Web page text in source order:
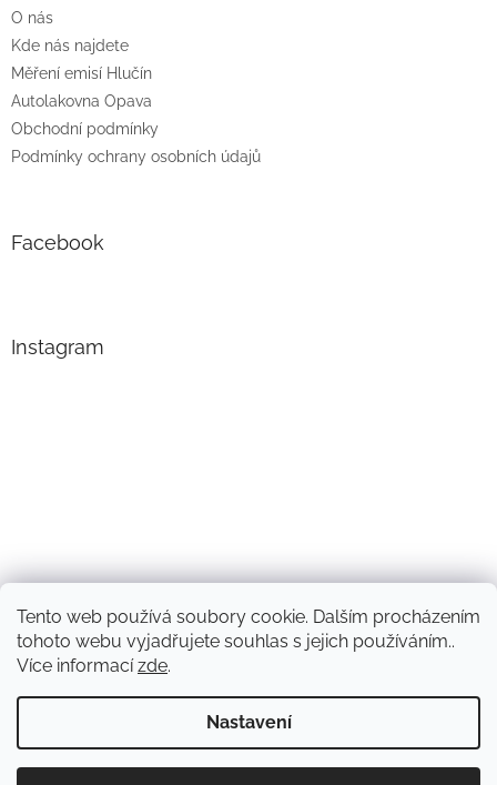
Tento web používá soubory cookie. Dalším procházením
tohoto webu vyjadřujete souhlas s jejich používáním..
Více informacízde.
Nastavení
Chcete mít jistotu, že objednané příslušenství bude sedět na váš
O nás
Kde nás najdete
Měření emisí Hlučín
Autolakovna Opava
Obchodní podmínky
Podmínky ochrany osobních údajů
Facebook
Instagram
Sledovat na Instagramu